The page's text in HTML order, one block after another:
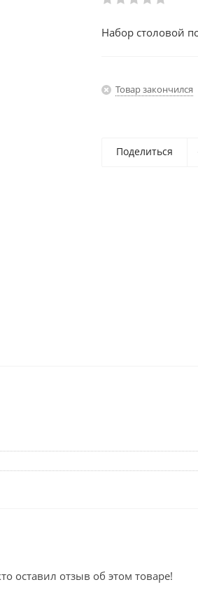
Набор столовой
Товар закончился
Поделиться
оставил отзыв об этом товаре!